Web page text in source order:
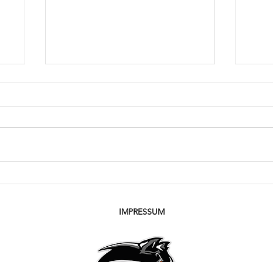
Wolfpack beendet Saison
IMPRESSUM